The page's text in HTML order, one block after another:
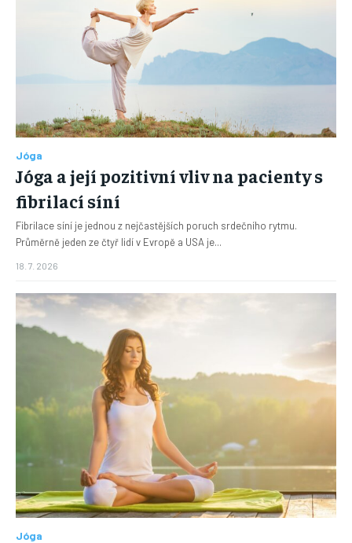
Jóga
Jóga a její pozitivní vliv na pacienty s
fibrilací síní
Fibrilace síní je jednou z nejčastějších poruch srdečního rytmu.
Průměrně jeden ze čtyř lidí v Evropě a USA je...
18. 7. 2026
Jóga